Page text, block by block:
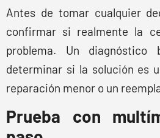
Antes de tomar cualquier
confirmar si realmente la
problema. Un diagnóstico
determinar si la solución es
reparación menor o un
Prueba con